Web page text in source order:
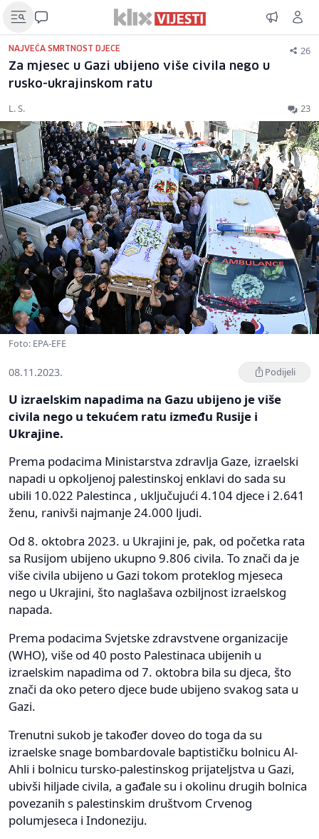
NAJVEĆA SMRTNOST DJECE 26
Za mjesec u Gazi ubijeno više civila nego u
rusko-ukrajinskom ratu
L. S. 23
Foto: EPA-EFE
08.11.2023. Podijeli
U izraelskim napadima na Gazu ubijeno je više
civila nego u tekućem ratu između Rusije i
Ukrajine.
Prema podacima Ministarstva zdravlja Gaze, izraelski
napadi u opkoljenoj palestinskoj enklavi do sada su
ubili 10.022 Palestinca , uključujući 4.104 djece i 2.641
ženu, ranivši najmanje 24.000 ljudi.
Od 8. oktobra 2023. u Ukrajini je, pak, od početka rata
sa Rusijom ubijeno ukupno 9.806 civila. To znači da je
više civila ubijeno u Gazi tokom proteklog mjeseca
nego u Ukrajini, što naglašava ozbiljnost izraelskog
napada.
Prema podacima Svjetske zdravstvene organizacije
(WHO), više od 40 posto Palestinaca ubijenih u
izraelskim napadima od 7. oktobra bila su djeca, što
znači da oko petero djece bude ubijeno svakog sata u
Gazi.
Trenutni sukob je također doveo do toga da su
izraelske snage bombardovale baptističku bolnicu Al-
Ahli i bolnicu tursko-palestinskog prijateljstva u Gazi,
ubivši hiljade civila, a gađale su i okolinu drugih bolnica
povezanih s palestinskim društvom Crvenog
polumjeseca i Indoneziju.